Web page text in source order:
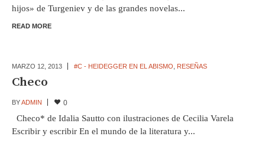
hijos» de Turgeniev y de las grandes novelas...
READ MORE
MARZO 12, 2013 #C - HEIDEGGER EN EL ABISMO RESEÑAS
Checo
BYADMIN 0
Checo* de Idalia Sautto con ilustraciones de Cecilia Varela
Escribir y escribir En el mundo de la literatura y...